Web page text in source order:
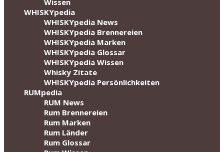
Wissen
WHISKYpedia
WHISKYpedia News
WHISKYpedia Brennereien
WHISKYpedia Marken
WHISKYpedia Glossar
WHISKYpedia Wissen
Whisky Zitate
WHISKYpedia Persönlichkeiten
RUMpedia
RUM News
Rum Brennereien
Rum Marken
Rum Länder
Rum Glossar